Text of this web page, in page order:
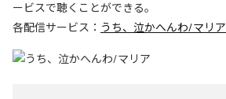
ービスで聴くことができる。
各配信サービス： うち、泣かへんわ/マリア